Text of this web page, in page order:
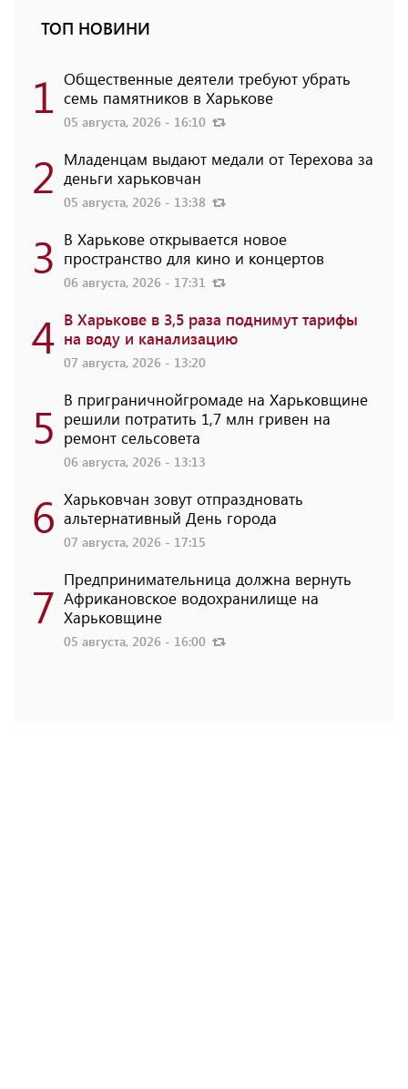
ТОП НОВИНИ
1 Общественные деятели требуют убрать
семь памятников в Харькове
05 августа, 2026 - 16:10
2 Младенцам выдают медали от Терехова за
деньги харьковчан
05 августа, 2026 - 13:38
3 В Харькове открывается новое
пространство для кино и концертов
06 августа, 2026 - 17:31
4 В Харькове в 3,5 раза поднимут тарифы
на воду и канализацию
07 августа, 2026 - 13:20
5 В приграничнойгромаде на Харьковщине
решили потратить 1,7 млн ​​гривен на
ремонт сельсовета
06 августа, 2026 - 13:13
6 Харьковчан зовут отпраздновать
альтернативный День города
07 августа, 2026 - 17:15
7 Предпринимательница должна вернуть
Африкановское водохранилище на
Харьковщине
05 августа, 2026 - 16:00